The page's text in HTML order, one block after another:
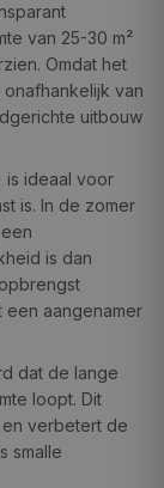
van 25-30 m²
Omdat het
van
uitbouw
is ideaal voor
is. In de zomer
is dan
een aangenamer
dat de lange
loopt. Dit
verbetert de
smalle